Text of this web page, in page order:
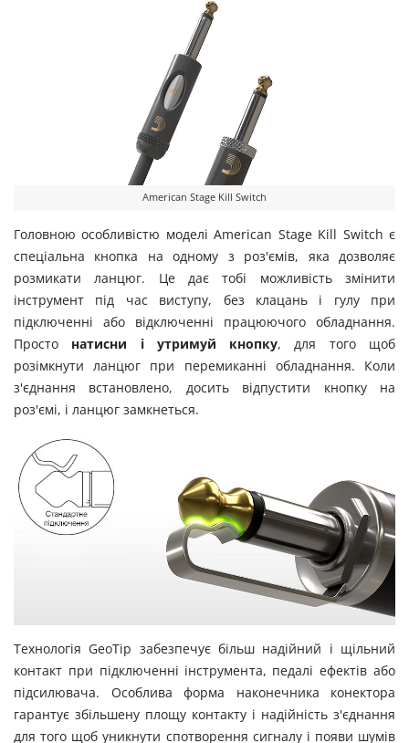
American Stage Kill Switch
Головною особливістю моделі American Stage Kill Switch є
спеціальна кнопка на одному з роз'ємів, яка дозволяє
розмикати ланцюг. Це дає тобі можливість змінити
інструмент під час виступу, без клацань і гулу при
підключенні або відключенні працюючого обладнання.
Просто натисни і утримуй кнопку, для того щоб
розімкнути ланцюг при перемиканні обладнання. Коли
з'єднання встановлено, досить відпустити кнопку на
роз'ємі, і ланцюг замкнеться.
Технологія GeoTip забезпечує більш надійний і щільний
контакт при підключенні інструмента, педалі ефектів або
підсилювача. Особлива форма наконечника конектора
гарантує збільшену площу контакту і надійність з'єднання
для того щоб уникнути спотворення сигналу і появи шумів